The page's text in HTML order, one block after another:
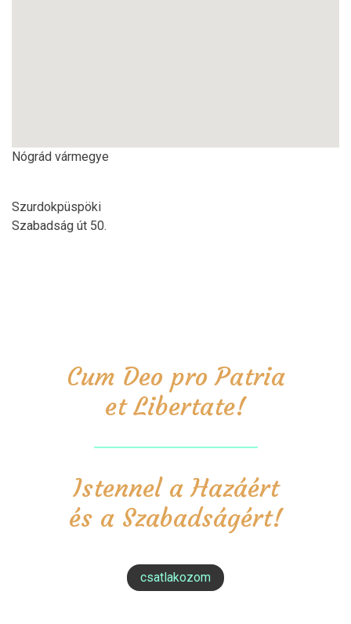
Nógrád vármegye
Szurdokpüspöki
Szabadság út 50.
Cum Deo pro Patria
et Libertate!
Istennel a Hazáért
és a Szabadságért!
csatlakozom